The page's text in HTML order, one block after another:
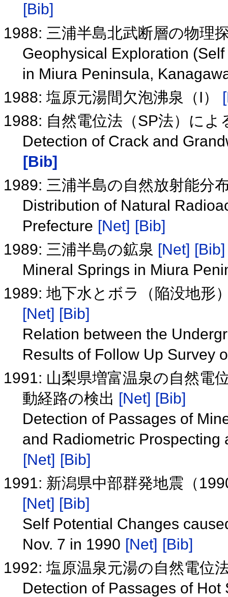
[Bib]
1988: 三浦半島北武断層の物理
Geophysical Exploration
in Miura Peninsula,
1988: 塩原元湯間欠泡沸泉（I）
1988: 自然電位法（SP法）に
Detection of Crack and
[Bib]
1989: 三浦半島の自然放射能分
Distribution of Natural
Prefecture [Net] [Bib]
1989: 三浦半島の鉱泉 [Net] [Bib]
Mineral Springs in Miura
1989: 地下水とボラ（陥没地形
[Net] [Bib]
Relation between the
Results of Follow Up Survey
1991: 山梨県増富温泉の自然電
動経路の検出 [Net] [Bib]
Detection of Passages of
and Radiometric Prospecting
[Net] [Bib]
1991: 新潟県中部群発地震（
[Net] [Bib]
Self Potential Changes
Nov. 7 in 1990 [Net] [Bib]
1992: 塩原温泉元湯の自然電位
Detection of Passages of